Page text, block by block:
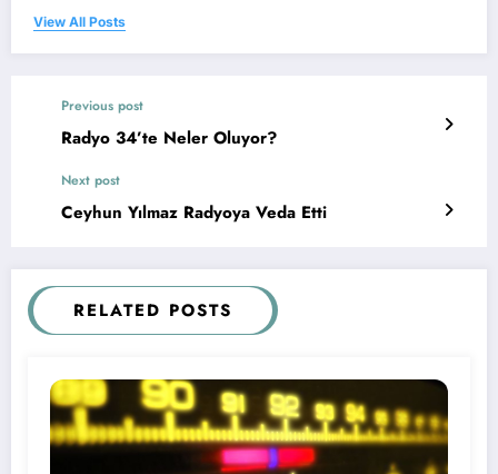
View All Posts
Previous post
Radyo 34’te Neler Oluyor?
Next post
Ceyhun Yılmaz Radyoya Veda Etti
RELATED POSTS